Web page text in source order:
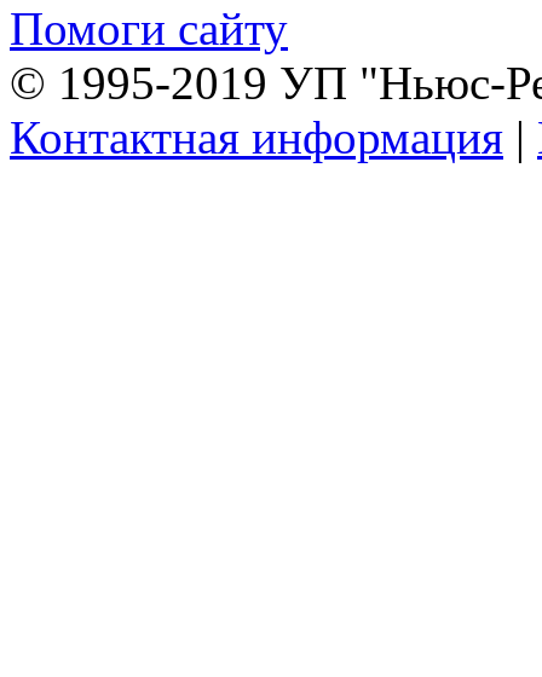
Помоги сайту
© 1995-2019 УП "Ньюс-
Контактная информация |